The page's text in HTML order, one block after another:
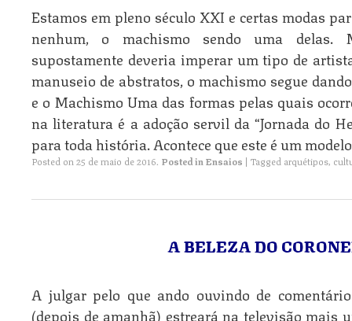
Estamos em pleno século XXI e certas modas
nenhum, o machismo sendo uma delas.
supostamente deveria imperar um tipo de
manuseio de abstratos, o machismo segue
e o Machismo Uma das formas pelas quais
na literatura é a adoção servil da “Jornada do
para toda história. Acontece que este é um
Posted on25 de maio de 2016. Posted inEnsaios | Tagged arquétipos,
A BELEZA DO
A julgar pelo que ando ouvindo de
(depois de amanhã) estreará na televisão mais